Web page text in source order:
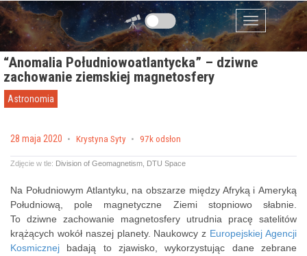
Przejdź do zawartości
Menu
“Anomalia Południowoatlantycka” – dziwne
zachowanie ziemskiej magnetosfery
Astronomia
Posted on
28 maja 2020 by Krystyna Syty 97k odsłon
Zdjęcie w tle: Division of Geomagnetism, DTU Space
Na Południowym Atlantyku, na obszarze między Afryką i Ameryką
Południową, pole magnetyczne Ziemi stopniowo słabnie.
To dziwne zachowanie magnetosfery utrudnia pracę satelitów
krążących wokół naszej planety. Naukowcy z Europejskiej Agencji
Kosmicznej badają to zjawisko, wykorzystując dane zebrane